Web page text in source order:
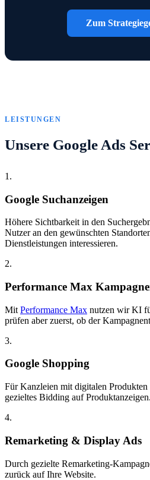
Zum
LEISTUNGEN
Unsere Google Ads
1.
Google Suchanzeigen
Höhere Sichtbarkeit in den
Nutzer an den gewünschten
Dienstleistungen interessieren.
2.
Performance Max
Mit Performance Max nutzen wir KI
prüfen aber zuerst, ob der
3.
Google Shopping
Für Kanzleien mit digitalen Produkten
gezieltes Bidding auf Produktanzeigen.
4.
Remarketing & Display Ads
Durch gezielte Remarketing-
zurück auf Ihre Website.